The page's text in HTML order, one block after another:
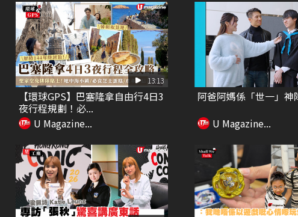
13:13
【環球GPS】巴塞隆拿自由行4日3
夜行程規劃！必...
U Magazine...
阿爸阿媽係「世一」神
U Magazine...